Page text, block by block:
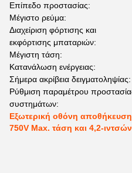
Επίπεδο προστασίας:
Μέγιστο ρεύμα:
Διαχείριση φόρτισης και
εκφόρτισης μπαταριών:
Μέγιστη τάση:
Κατανάλωση ενέργειας:
Σήμερα ακρίβεια δειγματοληψίας:
Ρύθμιση παραμέτρου
συστημάτων:
Εξωτερική οθόνη
750V Max. τάση και 4,2-